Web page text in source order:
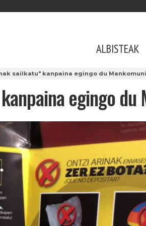
ALBISTEAK
sailkatu" kanpaina egingo du
egingo